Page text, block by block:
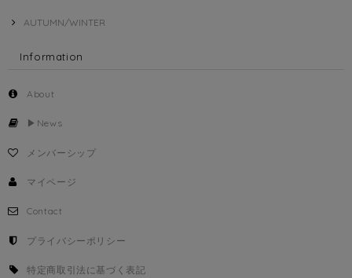
AUTUMN/WINTER
Information
About
▶︎News
メンバーシップ
マイページ
Contact
プライバシーポリシー
特定商取引法に基づく表記